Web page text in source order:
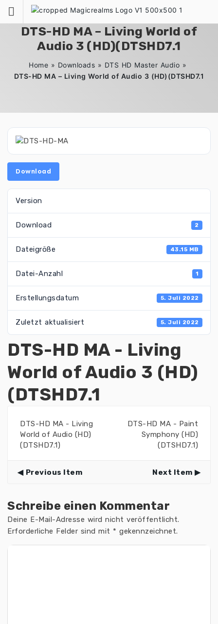
Inhalt
springenDTS-HD MA – Living World of
Audio 3 (HD)(DTSHD7.1
Home » Downloads » DTS HD Master Audio »
DTS-HD MA – Living World of Audio 3 (HD)(DTSHD7.1
Download
Version
Download 2
Dateigröße 43.15 MB
Datei-Anzahl 1
Erstellungsdatum 5. Juli 2022
Zuletzt aktualisiert 5. Juli 2022
DTS-HD MA - Living
World of Audio 3 (HD)
(DTSHD7.1
DTS-HD MA - Living
World of Audio (HD)
(DTSHD7.1)
DTS-HD MA - Paint
Symphony (HD)
(DTSHD7.1)
Previous Item Next Item
Schreibe einen Kommentar
Deine E-Mail-Adresse wird nicht veröffentlicht.
Erforderliche Felder sind mit * gekennzeichnet.